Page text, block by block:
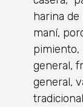
harina de
maní,
pimiento,
general,
general,